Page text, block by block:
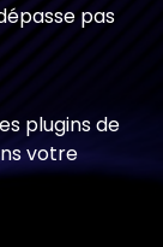
pas
plugins de
votre